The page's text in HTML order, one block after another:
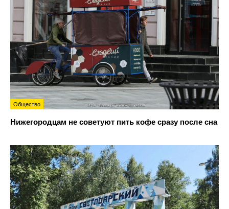
Общество
Нижегородцам не советуют пить кофе сразу после сна